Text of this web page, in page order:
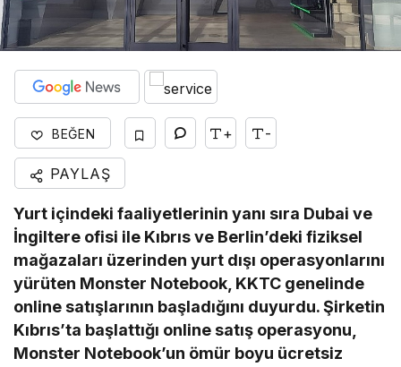
BEĞEN + -
PAYLAŞ
Yurt içindeki faaliyetlerinin yanı sıra Dubai ve
İngiltere ofisi ile Kıbrıs ve Berlin’deki fiziksel
mağazaları üzerinden yurt dışı operasyonlarını
yürüten Monster Notebook, KKTC genelinde
online satışlarının başladığını duyurdu. Şirketin
Kıbrıs’ta başlattığı online satış operasyonu,
Monster Notebook’un ömür boyu ücretsiz